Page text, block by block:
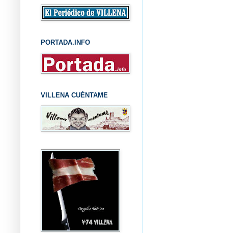
PORTADA.INFO
VILLENA CUÉNTAME